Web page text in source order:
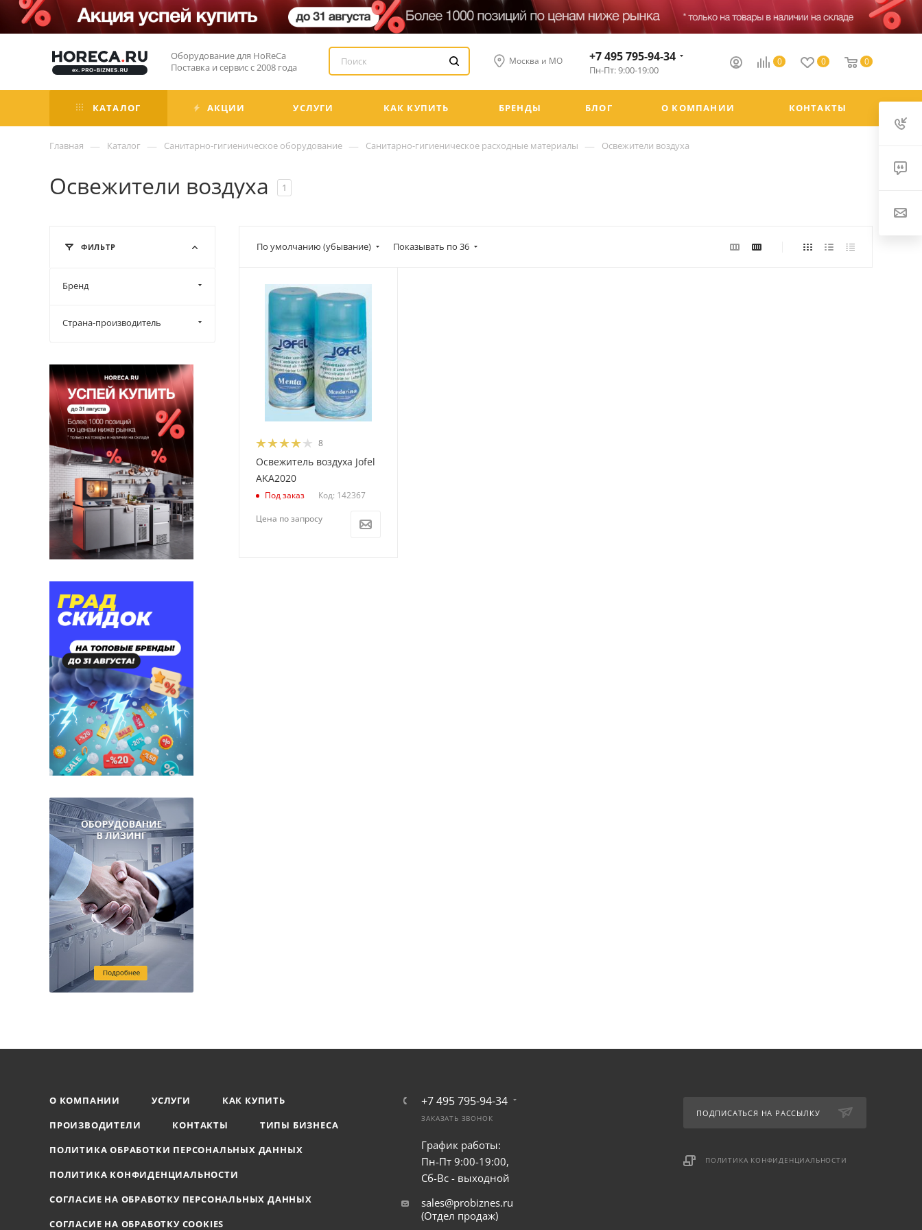
Оборудование для HoReCa
Поставка и сервис с 2008 года
Москва и МО 0 0 0
+7 495 795-94-34
Пн-Пт: 9:00-19:00
КАТАЛОГ АКЦИИ УСЛУГИ КАК КУПИТЬ БРЕНДЫ БЛОГ О КОМПАНИИ КОНТАКТЫ
Главная — Каталог — Санитарно-гигиеническое оборудование — Санитарно-гигиеническое расходные материалы — Освежители воздуха
Освежители воздуха 1
По умолчанию (убывание) Показывать по 36
8
Освежитель воздуха Jofel
AKA2020
Под заказ Код: 142367
Цена по запросу
ФИЛЬТР
Бренд
Страна-производитель
О КОМПАНИИ УСЛУГИ
КАК КУПИТЬ
ПРОИЗВОДИТЕЛИ
КОНТАКТЫ
ТИПЫ БИЗНЕСА
ПОЛИТИКА ОБРАБОТКИ ПЕРСОНАЛЬНЫХ ДАННЫХ
ПОЛИТИКА КОНФИДЕНЦИАЛЬНОСТИ
СОГЛАСИЕ НА ОБРАБОТКУ ПЕРСОНАЛЬНЫХ ДАННЫХ
СОГЛАСИЕ НА ОБРАБОТКУ COOKIES
+7 495 795-94-34
ЗАКАЗАТЬ ЗВОНОК
График работы:
Пн-Пт 9:00-19:00,
Сб-Вс - выходной
sales@probiznes.ru
(Отдел продаж)
ПОДПИСАТЬСЯ НА РАССЫЛКУ
ПОЛИТИКА КОНФИДЕНЦИАЛЬНОСТИ